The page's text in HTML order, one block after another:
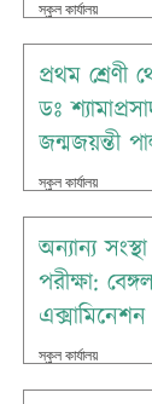
স্কুল কার্যালয়
প্রথম শ্রেণী
ডঃ
জন্মজয়ন্তী
স্কুল কার্যালয়
অন্যান্য
পরীক্ষা:
স্কুল কার্যালয়